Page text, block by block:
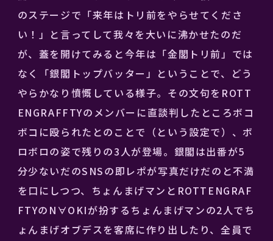
のステージで「来年はトリ前をやらせてくださ
い！」と言ってして我々を大いに沸かせたのだ
が、蓋を開けてみると今年は「金閣トリ前」では
なく「銀閣トップバッター」ということで、どう
やらかなり憤慨している様子。その文句をROTT
ENGRAFFTYのメンバーに直談判したところボコ
ボコに殴られたとのことで（という設定で）、ボ
ロボロの姿で残りの3人が登場。銀閣は出番が5
分少ないだのSNSの即レポが写真だけだのと不満
を口にしつつ、ちょんまげマンとROTTENGRAF
FTYのN∀OKIが扮するちょんまげマンの2人でち
ょんまげオブデスを客席に作り出したり、全員で